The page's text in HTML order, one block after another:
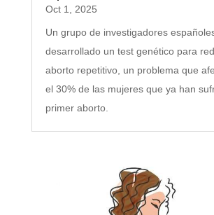
Oct 1, 2025
Un grupo de investigadores
desarrollado un test genético para
aborto repetitivo, un problema que
el 30% de las mujeres que ya han
primer aborto.